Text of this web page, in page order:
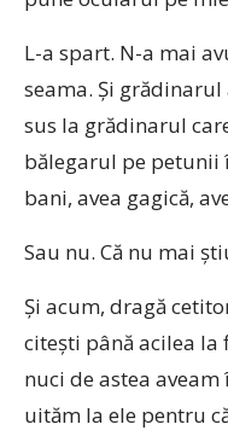
L-a spart. N-a mai
seama. Și grădinarul
sus la grădinarul
bălegarul pe petunii
bani, avea gagică,
Sau nu. Că nu mai
Și acum, dragă
citești până acilea la
nuci de astea
uităm la ele pentru